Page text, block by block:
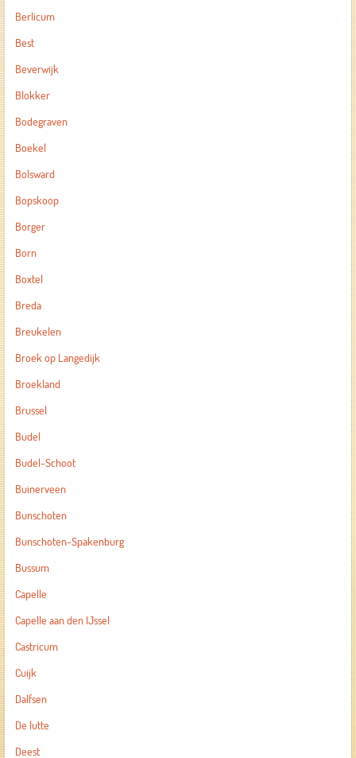
Berlicum
Best
Beverwijk
Blokker
Bodegraven
Boekel
Bolsward
Bopskoop
Borger
Born
Boxtel
Breda
Breukelen
Broek op Langedijk
Broekland
Brussel
Budel
Budel-Schoot
Buinerveen
Bunschoten
Bunschoten-Spakenburg
Bussum
Capelle
Capelle aan den IJssel
Castricum
Cuijk
Dalfsen
De lutte
Deest